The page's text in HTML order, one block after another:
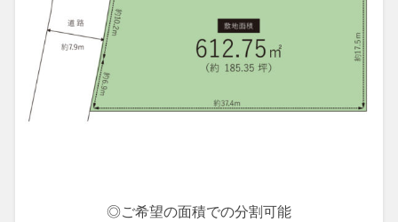
◎ご希望の面積での分割可能